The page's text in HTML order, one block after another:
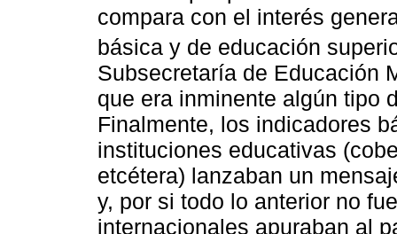
compara con el interés
básica y de educación
Subsecretaría de Educación
que era inminente algún tipo
Finalmente, los indicadores
instituciones educativas
etcétera) lanzaban un
y, por si todo lo anterior no
internacionales apuraban al